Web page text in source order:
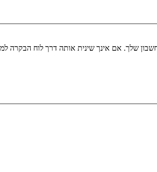
שלך. אם אינך שינית אותה דרך לוח